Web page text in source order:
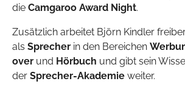
die Camgaroo Award Night.
Zusätzlich arbeitet Björn Kindler
als Sprecher in den Bereichen
over und Hörbuch und gibt sein
der Sprecher-Akademie weiter.